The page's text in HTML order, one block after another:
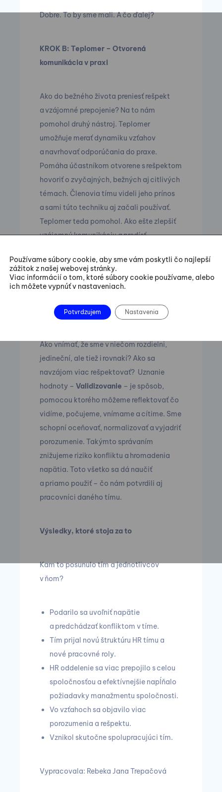
Dobre. To by sme mali. A čo ďalej?
KROK B: Teplomer – Otvorená
komunikácia v praxi
Ako do bežného života preniesť rešpekt
a vzájomné prepojenie? Na to nám
pomohol druhý nástroj. Teplomer
umožňuje merať dynamiku vzťahov
a navrhovať odporúčania do praxe.
Pomáha účastníkom otvorene s rešpektom
hovoriť o zvyčajných, bežných aj citlivých
témach. Členovia tímu videli jeho prínos
a sami túto techniku aj začali používať.
Teplomer teda pomohol. Ako ešte zlepšiť
vzájomnú komunikáciu a predísť
KROK C: Validizovanie – Uznanie
Ako vnímať, že sme v niečom rozdielni,
jedineční, ale tiež i rovnakí? Ako sa
navzájom viac rešpektovať? Uznanie
hodnoty – Validizovanie – je spôsob,
pomocou ktorého môžeme reflektovať čo
vidíme, počujeme, vnímame a cítime. Sme
schopní oceňovať, normalizovať a vyjadriť
porozumenie. Takýmto správaním
znižujeme riziko konfliktu a hromadenia
napätia. Toto všetko sa dá naučiť
a priamo použiť – čo nám potvrdili aj
pracovníci daného tímu.
Výsledky, ktoré stoja za to
Kam to posunulo tím a jednotlivcov
v ňom?
Podarilo sa uvoľniť napätie
a predchádzať konfliktom v tíme.
Tím prijal novú štruktúru HR tímu a
nové pracovné roly.
HR oddelenie sa viac prepojilo s celou
spoločnosťou a efektívnejšie napĺňalo
požiadavky manažmentu spoločnosti.
Vo vzťahoch sa objavilo viac
porozumenia a rešpektu.
Vznikol skutočne spolupracujúci tím.
Vypracovala: Rebeka Jana Trepačová
Používame súbory cookie, aby sme vám poskytli čo najlepší
zážitok z našej webovej stránky.
Viac informácií o tom, ktoré súbory cookie používame, alebo
ich môžete vypnúť v nastaveniach.
Potvrdzujem Nastavenia